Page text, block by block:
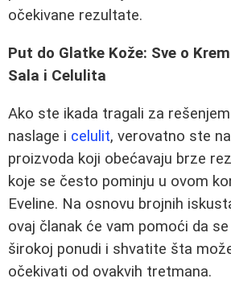
očekivane rezultate.
Put do Glatke Kože: Sve o
Sala i Celulita
Ako ste ikada tragali za
naslage i celulit, verovatno ste
proizvoda koji obećavaju brze
koje se često pominju u ovom
Eveline. Na osnovu brojnih
ovaj članak će vam pomoći da
širokoj ponudi i shvatite šta
očekivati od ovakvih tretmana.